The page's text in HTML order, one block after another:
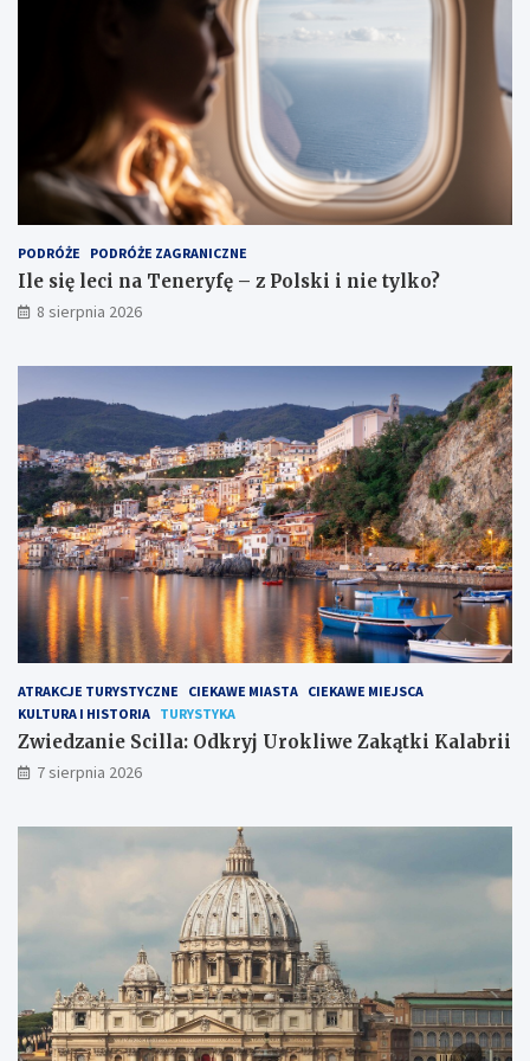
PODRÓŻE PODRÓŻE ZAGRANICZNE
Ile się leci na Teneryfę – z Polski i nie tylko?
8 sierpnia 2026
ATRAKCJE TURYSTYCZNE CIEKAWE MIASTA CIEKAWE MIEJSCA
KULTURA I HISTORIA TURYSTYKA
Zwiedzanie Scilla: Odkryj Urokliwe Zakątki Kalabrii
7 sierpnia 2026